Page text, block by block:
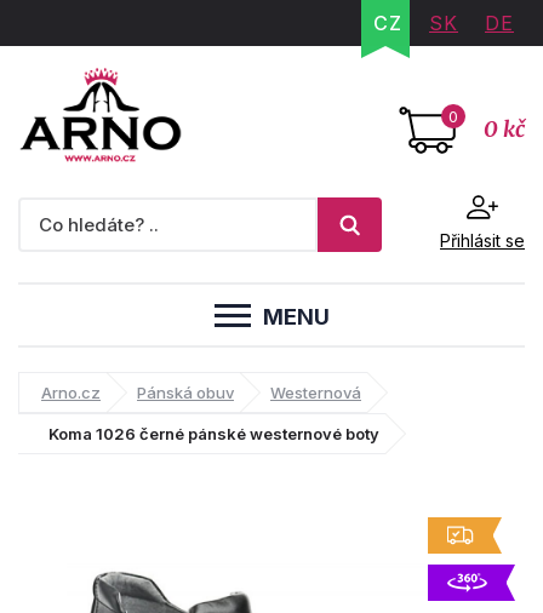
CZ SK DE
0 0 kč
Přihlásit se
MENU
Arno.cz Pánská obuv Westernová
Koma 1026 černé pánské westernové boty